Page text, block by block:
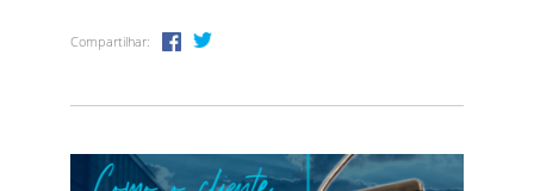
Compartilhar: